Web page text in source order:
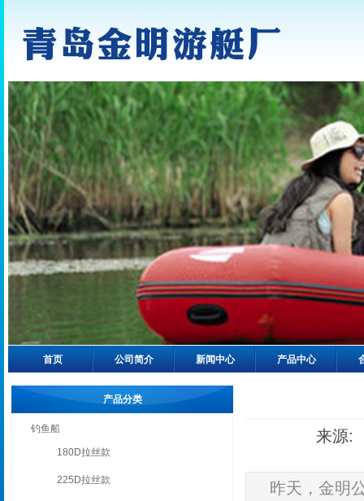
首页 公司简介 新闻中心 产品中心
产品分类
钓鱼船
180D拉丝款
225D拉丝款
来源:
昨天，金明